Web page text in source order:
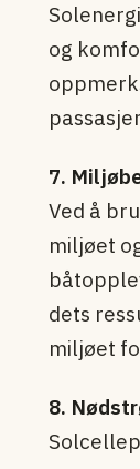
og
7.
Ved å
miljøet
dets
miljøet
8.